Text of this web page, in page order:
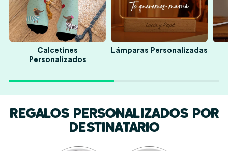
Calcetines
Personalizados
Lámparas Personalizadas
REGALOS PERSONALIZADOS POR
DESTINATARIO